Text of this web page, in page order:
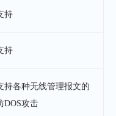
持
持
持各种无线管理报文的
DOS攻击